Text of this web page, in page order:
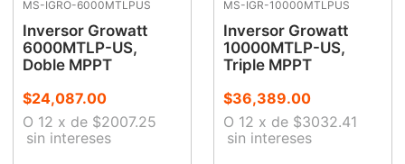
MS-IGRO-6000MTLPUS
Inversor Growatt
6000MTLP-US,
Doble MPPT
$24,087.00
O 12 x de $2007.25
sin intereses
MS-IGR-10000MTLPUS
Inversor Growatt
10000MTLP-US,
Triple MPPT
$36,389.00
O 12 x de $3032.41
sin intereses
sierra sable
clavos
ecoklean
ke500
lenox